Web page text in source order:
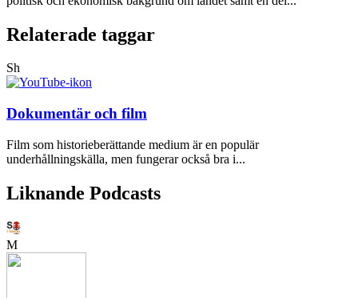
Relaterade taggar
Sh
Dokumentär och film
Film som historieberättande medium är en populär
underhållningskälla, men fungerar också bra i...
Liknande Podcasts
M